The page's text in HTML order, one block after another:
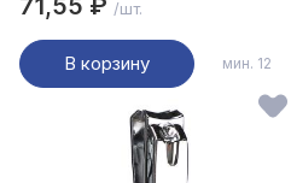
71,55 ₽ /шт.
В корзину мин. 12